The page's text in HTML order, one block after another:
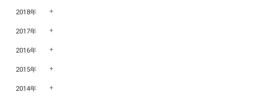
2018年
2017年
2016年
2015年
2014年